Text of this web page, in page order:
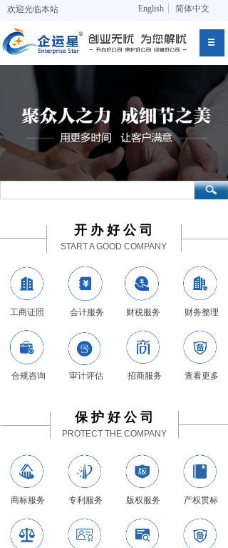
欢迎光临本站 English 简体中文
合规咨询 审计评估
开 办 好 公 司
START A GOOD COMPANY
工商证照 会计服务 财税服务 财务整理
查看更多
招商服务
产权贯标
专利服务
保 护 好 公 司
PROTECT THE COMPANY
版权服务
商标服务